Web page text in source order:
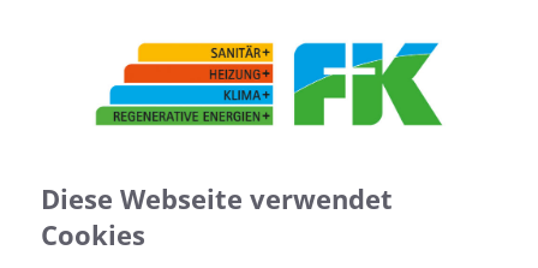
Diese Webseite verwendet
Cookies